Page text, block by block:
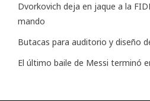
Dvorkovich deja en jaque a la
mando
Butacas para auditorio y diseño
El último baile de Messi terminó